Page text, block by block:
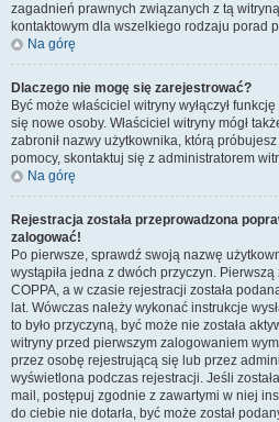
zagadnień prawnych związanych z tą
kontaktowym dla wszelkiego rodzaju porad
Na górę
Dlaczego nie mogę się zarejestrować?
Być może właściciel witryny wyłączył
się nowe osoby. Właściciel witryny mógł
zabronił nazwy użytkownika, którą
pomocy, skontaktuj się z administratorem
Na górę
Rejestracja została przeprowadzona
zalogować!
Po pierwsze, sprawdź swoją nazwę
wystąpiła jedna z dwóch przyczyn.
COPPA, a w czasie rejestracji została
lat. Wówczas należy wykonać instrukcje
to było przyczyną, być może nie została
witryny przed pierwszym zalogowaniem
przez osobę rejestrującą się lub przez
wyświetlona podczas rejestracji. Jeśli
mail, postępuj zgodnie z zawartymi w niej
do ciebie nie dotarła, być może został